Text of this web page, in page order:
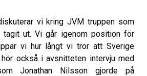
vi kring JVM truppen som
tagit ut. Vi går igenom position för
vi hur långt vi tror att Sverige
också i avsnitteten intervju med
Jonathan Nilsson gjorde på